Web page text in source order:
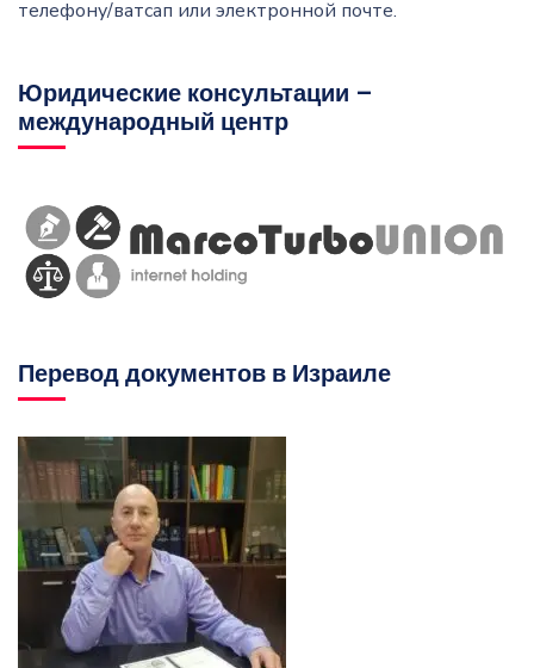
телефону/ватсап или электронной почте.
Юридические консультации –
международный центр
Перевод документов в Израиле